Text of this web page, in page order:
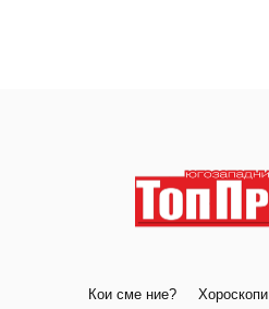
Кои сме ние? Хороскопи